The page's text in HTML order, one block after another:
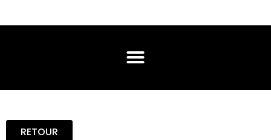
RETOUR